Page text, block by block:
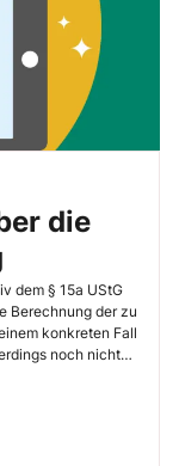
die
dem § 15a UStG
Berechnung der zu
konkreten Fall
noch nicht
Auf
zum
als